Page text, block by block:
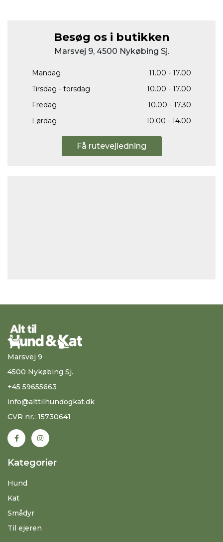
Besøg os i butikken
Marsvej 9, 4500 Nykøbing Sj.
Mandag
11.00 - 17.00
Tirsdag - torsdag
10.00 - 17.00
Fredag
10.00 - 17.30
Lørdag
10.00 - 14.00
Få rutevejledning
Marsvej 9
4500 Nykøbing Sj.
+45 59655663
info@alttilhundogkat.dk
CVR nr.: 15730641
Kategorier
Hund
Kat
Smådyr
Til ejeren